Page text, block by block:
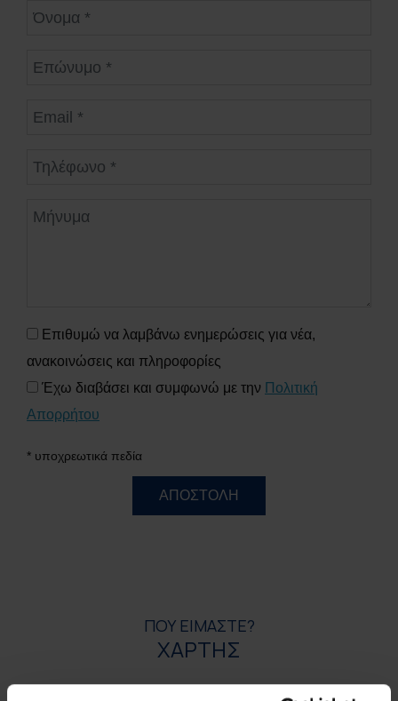
Μήνυμα
Επιθυμώ να λαμβάνω ενημερώσεις για νέα,
ανακοινώσεις και πληροφορίες
Έχω διαβάσει και συμφωνώ με την Πολιτική
Απορρήτου
* υποχρεωτικά πεδία
ΑΠΟΣΤΟΛΗ
ΠΟΥ ΕΙΜΑΣΤΕ?
ΧΑΡΤΗΣ